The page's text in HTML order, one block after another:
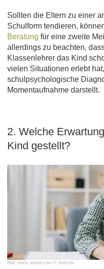
Sollten die Eltern zu einer
Schulform tendieren,
Beratung für eine zweite
allerdings zu beachten,
Klassenlehrer das Kind
vielen Situationen erlebt
schulpsychologische
Momentaufnahme darstellt.
2. Welche
Kind gestellt?
Bild: stock.adobe.com © JustLife